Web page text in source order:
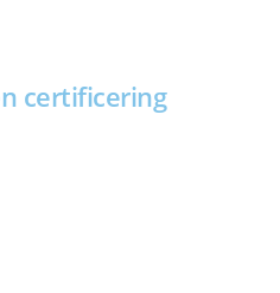
certificering